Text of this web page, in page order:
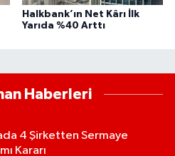
Halkbank’ın Net Kârı İlk
Yarıda %40 Arttı
Haberleri
4 Şirketten Sermaye
Kararı